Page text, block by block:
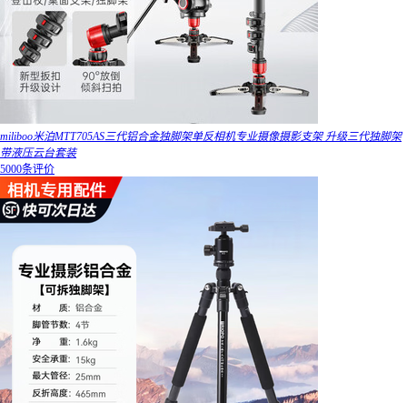
miliboo米泊MTT705AS三代铝合金独脚架单反相机专业摄像摄影支架 升级三代独脚架
带液压云台套装
5000条评价